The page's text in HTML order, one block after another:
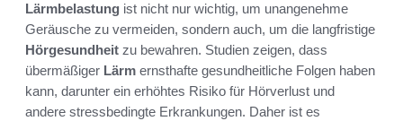
Lärmbelastung ist nicht nur wichtig, um unangenehme
Geräusche zu vermeiden, sondern auch, um die langfristige
Hörgesundheit zu bewahren. Studien zeigen, dass
übermäßiger Lärm ernsthafte gesundheitliche Folgen haben
kann, darunter ein erhöhtes Risiko für Hörverlust und
andere stressbedingte Erkrankungen. Daher ist es